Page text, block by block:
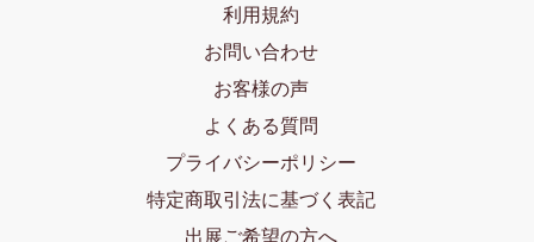
利用規約
お問い合わせ
お客様の声
よくある質問
プライバシーポリシー
特定商取引法に基づく表記
出展ご希望の方へ